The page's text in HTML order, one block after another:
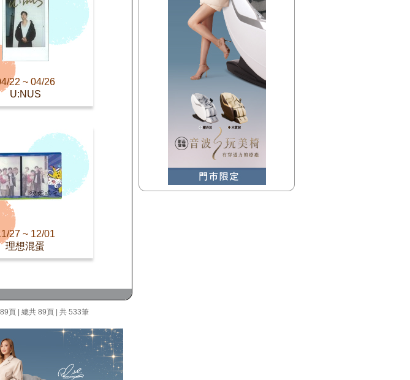
22 ~ 04/26
U:NUS
27 ~ 12/01
理想混蛋
頁| 總共 89頁 | 共 533筆